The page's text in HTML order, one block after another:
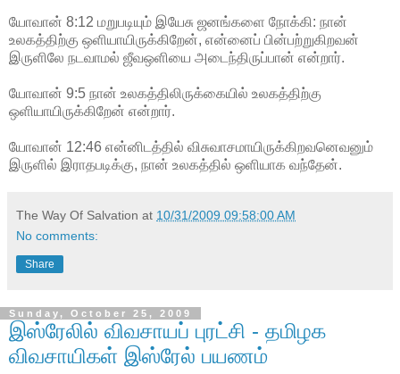
யோவான் 8:12 மறுபடியும் இயேசு ஜனங்களை நோக்கி: நான்
உலகத்திற்கு ஒளியாயிருக்கிறேன், என்னைப் பின்பற்றுகிறவன்
இருளிலே நடவாமல் ஜீவஒளியை அடைந்திருப்பான் என்றார்.
யோவான் 9:5 நான் உலகத்திலிருக்கையில் உலகத்திற்கு
ஒளியாயிருக்கிறேன் என்றார்.
யோவான் 12:46 என்னிடத்தில் விசுவாசமாயிருக்கிறவனெவனும்
இருளில் இராதபடிக்கு, நான் உலகத்தில் ஒளியாக வந்தேன்.
The Way Of Salvation at 10/31/2009 09:58:00 AM
No comments:
Share
Sunday, October 25, 2009
இஸ்ரேலில் விவசாயப் புரட்சி - தமிழக
விவசாயிகள் இஸ்ரேல் பயணம்